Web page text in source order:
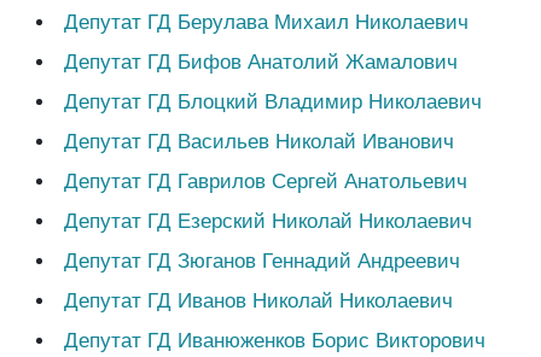
Депутат ГД Берулава Михаил Николаевич
Депутат ГД Бифов Анатолий Жамалович
Депутат ГД Блоцкий Владимир Николаевич
Депутат ГД Васильев Николай Иванович
Депутат ГД Гаврилов Сергей Анатольевич
Депутат ГД Езерский Николай Николаевич
Депутат ГД Зюганов Геннадий Андреевич
Депутат ГД Иванов Николай Николаевич
Депутат ГД Иванюженков Борис Викторович